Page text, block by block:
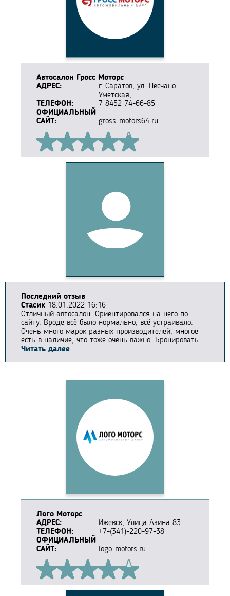
Автосалон Гросс Моторс
АДРЕС:
г. Саратов, ул. Песчано-
Уметская, ...
ТЕЛЕФОН:
7 8452 74-66-85
ОФИЦИАЛЬНЫЙ
САЙТ:
gross-motors64.ru
Последний отзыв
Стасик 18.01.2022 16:16
Отличный автосалон. Ориентировался на него по
сайту. Вроде всё было нормально, всё устраивало.
Очень много марок разных производителей, многое
есть в наличие, что тоже очень важно. Бронировать ...
Читать далее
Лого Моторс
АДРЕС:
Ижевск, Улица Азина 83
ТЕЛЕФОН:
+7-(341)-220-97-38
ОФИЦИАЛЬНЫЙ
САЙТ:
logo-motors.ru